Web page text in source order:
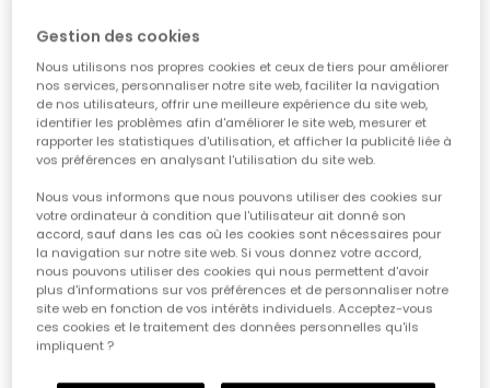
T-shirt en maille fille bleu marine imprimé lettres
19,95 €
Gestion des cookies
Nous utilisons nos propres cookies et ceux de tiers pour améliorer
nos services, personnaliser notre site web, faciliter la navigation
de nos utilisateurs, offrir une meilleure expérience du site web,
identifier les problèmes afin d'améliorer le site web, mesurer et
rapporter les statistiques d'utilisation, et afficher la publicité liée à
vos préférences en analysant l'utilisation du site web.
Nous vous informons que nous pouvons utiliser des cookies sur
votre ordinateur à condition que l'utilisateur ait donné son
accord, sauf dans les cas où les cookies sont nécessaires pour
la navigation sur notre site web. Si vous donnez votre accord,
nous pouvons utiliser des cookies qui nous permettent d'avoir
plus d'informations sur vos préférences et de personnaliser notre
site web en fonction de vos intérêts individuels. Acceptez-vous
ces cookies et le traitement des données personnelles qu'ils
impliquent ?